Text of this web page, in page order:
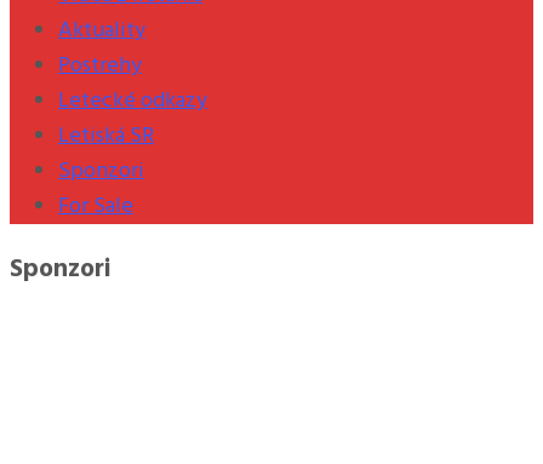
Aktuality
Postrehy
Letecké odkazy
Letiská SR
Sponzori
For Sale
Sponzori